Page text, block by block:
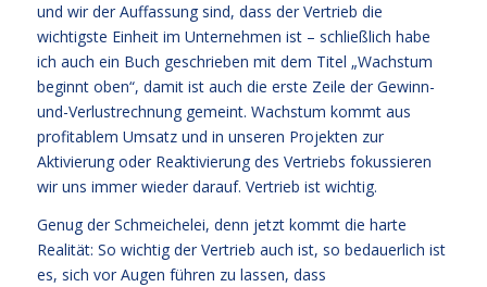
und wir der Auffassung sind, dass der Vertrieb die
wichtigste Einheit im Unternehmen ist – schließlich habe
ich auch ein Buch geschrieben mit dem Titel „Wachstum
beginnt oben“, damit ist auch die erste Zeile der Gewinn-
und-Verlustrechnung gemeint. Wachstum kommt aus
profitablem Umsatz und in unseren Projekten zur
Aktivierung oder Reaktivierung des Vertriebs fokussieren
wir uns immer wieder darauf. Vertrieb ist wichtig.
Genug der Schmeichelei, denn jetzt kommt die harte
Realität: So wichtig der Vertrieb auch ist, so bedauerlich ist
es, sich vor Augen führen zu lassen, dass